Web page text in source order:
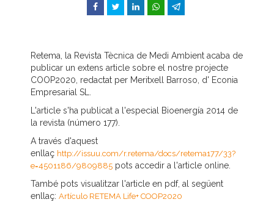
Facebook
Twitter LinkedInWhatsApp
Retema, la Revista Tècnica de Medi Ambient acaba de
publicar un extens article sobre el nostre projecte
COOP2020, redactat per Meritxell Barroso, d' Econia
Empresarial SL.
L'article s'ha publicat a l'especial Bioenergía 2014 de
la revista (número 177).
A través d'aquest
enllaç http://issuu.com/r.retema/docs/retema177/33?
e=4501186/9809885 pots accedir a l'article online.
També pots visualitzar l'article en pdf, al següent
enllaç: Artículo RETEMA Life+ COOP2020